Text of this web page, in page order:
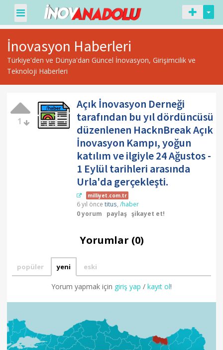
İnovasyon Haberleri
Türkiye'den ve Dünya'dan Güncel İnovasyon, Girişimcilik ve
Teknoloji Haberleri
1
Açık İnovasyon Derneği
tarafından bu yıl dördüncüsü
düzenlenen HacknBreak Açık
İnovasyon Kampı, yoğun
katılım ve ilgiyle 24 Ağustos -
1 Eylül tarihleri arasında
Urla'da gerçekleşti.
milliyet.com.tr
6 yıl önce titus /haber
0 yorum
paylaş şikayet et!
Yorumlar (0)
popüler yeni eski
Yorum yapmak için giriş yap / kayıt ol!